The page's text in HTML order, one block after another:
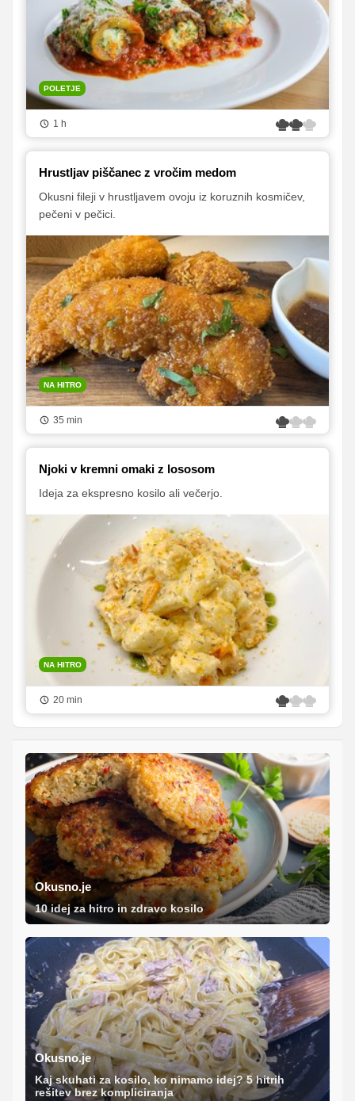
POLETJE
1 h
Hrustljav piščanec z vročim medom
Okusni fileji v hrustljavem ovoju iz koruznih kosmičev,
pečeni v pečici.
NA HITRO
35 min
Njoki v kremni omaki z lososom
Ideja za ekspresno kosilo ali večerjo.
NA HITRO
20 min
Okusno.je
10 idej za hitro in zdravo kosilo
Okusno.je
Kaj skuhati za kosilo, ko nimamo idej? 5 hitrih
rešitev brez kompliciranja